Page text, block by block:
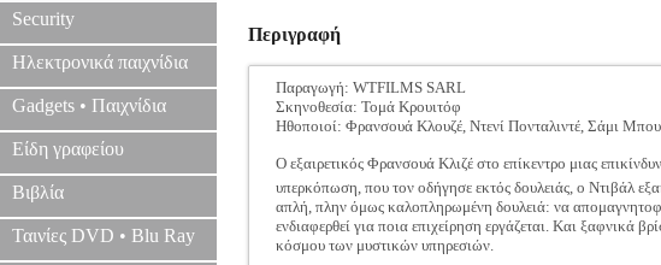
Security
Ηλεκτρονικά παιχνίδια
Gadgets • Παιχνίδια
Είδη γραφείου
Βιβλία
Ταινίες DVD • Blu Ray
Περιγραφή
Παραγωγή: WTFILMS SARL
Σκηνοθεσία: Τομά Κρουιτόφ
Ηθοποιοί: Φρανσουά Κλουζέ, Ντενί Πονταλιντέ, Σάμι
Ο εξαιρετικός Φρανσουά Κλιζέ στο επίκεντρο μιας
υπερκόπωση, που τον οδήγησε εκτός δουλειάς, ο Ντιβάλ
απλή, πλην όμως καλοπληρωμένη δουλειά: να
ενδιαφερθεί για ποια επιχείρηση εργάζεται. Και ξαφνικά
κόσμου των μυστικών υπηρεσιών.